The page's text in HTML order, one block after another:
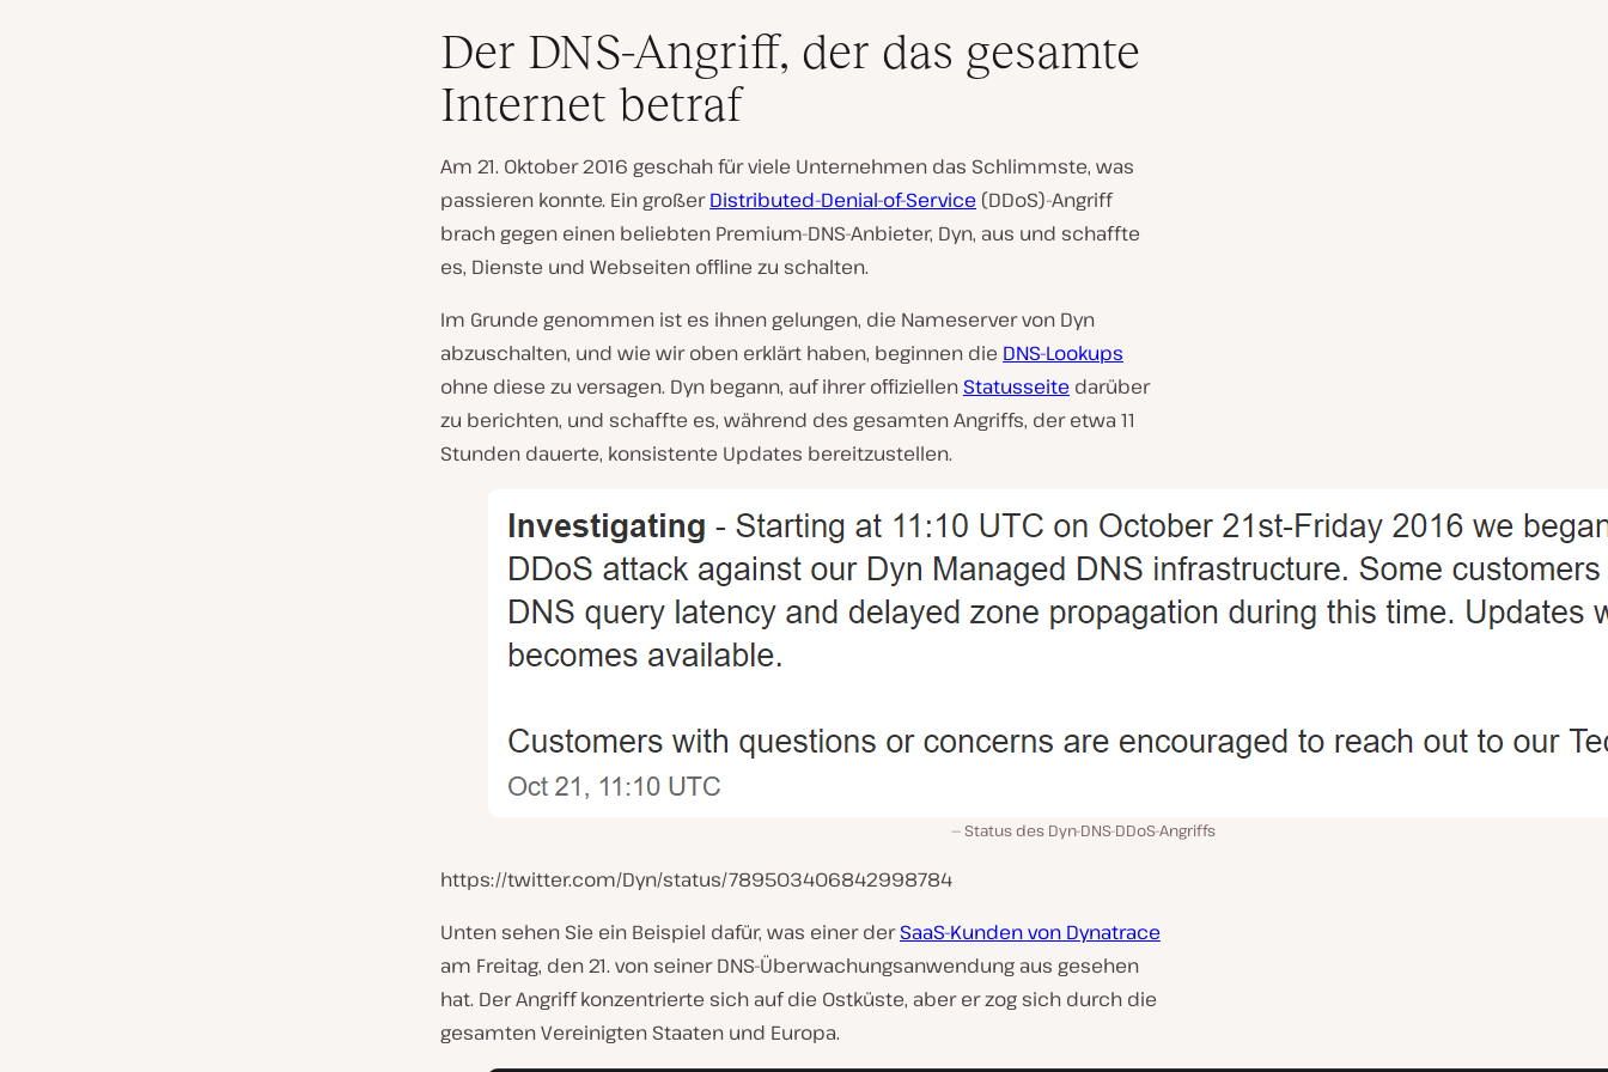
Der DNS-Angriff, der das gesamte
Internet betraf
Am 21. Oktober 2016 geschah für viele Unternehmen das Schlimmste, was
passieren konnte. Ein großerDistributed-Denial-of-Service (DDoS)-Angriff
brach gegen einen beliebten Premium-DNS-Anbieter, Dyn, aus und schaffte
es, Dienste und Webseiten offline zu schalten.
Im Grunde genommen ist es ihnen gelungen, die Nameserver von Dyn
abzuschalten, und wie wir oben erklärt haben, beginnen die DNS-Lookups
ohne diese zu versagen. Dyn begann, auf ihrer offiziellen Statusseite darüber
zu berichten, und schaffte es, während des gesamten Angriffs, der etwa 11
Stunden dauerte, konsistente Updates bereitzustellen.
Status des Dyn-DNS-DDoS-Angriffs
https://twitter.com/Dyn/status/789503406842998784
Unten sehen Sie ein Beispiel dafür, was einer derSaaS-Kunden von Dynatrace
am Freitag, den 21. von seiner DNS-Überwachungsanwendung aus gesehen
hat. Der Angriff konzentrierte sich auf die Ostküste, aber er zog sich durch die
gesamten Vereinigten Staaten und Europa.